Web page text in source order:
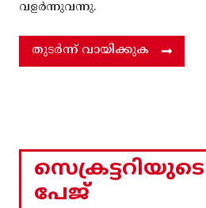
വളർന്നുവന്നു.
തുടർന്ന് വായിക്കുക
സെക്രട്ടറിയുടെ
പേജ്